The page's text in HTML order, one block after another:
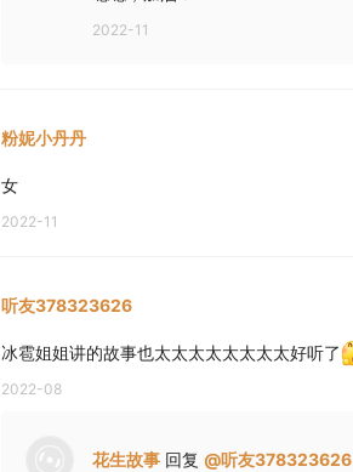
2022-11
粉妮小丹丹
女
2022-11
听友378323626
冰雹姐姐讲的故事也太太太太太太太太好听了
2022-08
花生故事 回复 @听友378323626